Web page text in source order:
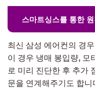
스마트싱스를 통한
최신 삼성 에어컨의 경
이 경우 냉매 봉입량, 모
로 미리 진단한 후 추가
문을 연계해주기도 합니